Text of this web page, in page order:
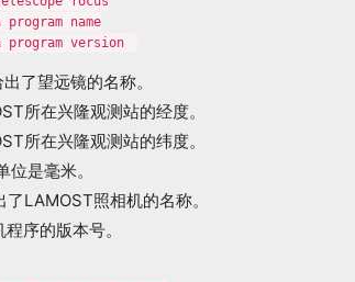
program name
program version
了望远镜的名称。
所在兴隆观测站的经度。
所在兴隆观测站的纬度。
是毫米。
了LAMOST照相机的名称。
序的版本号。